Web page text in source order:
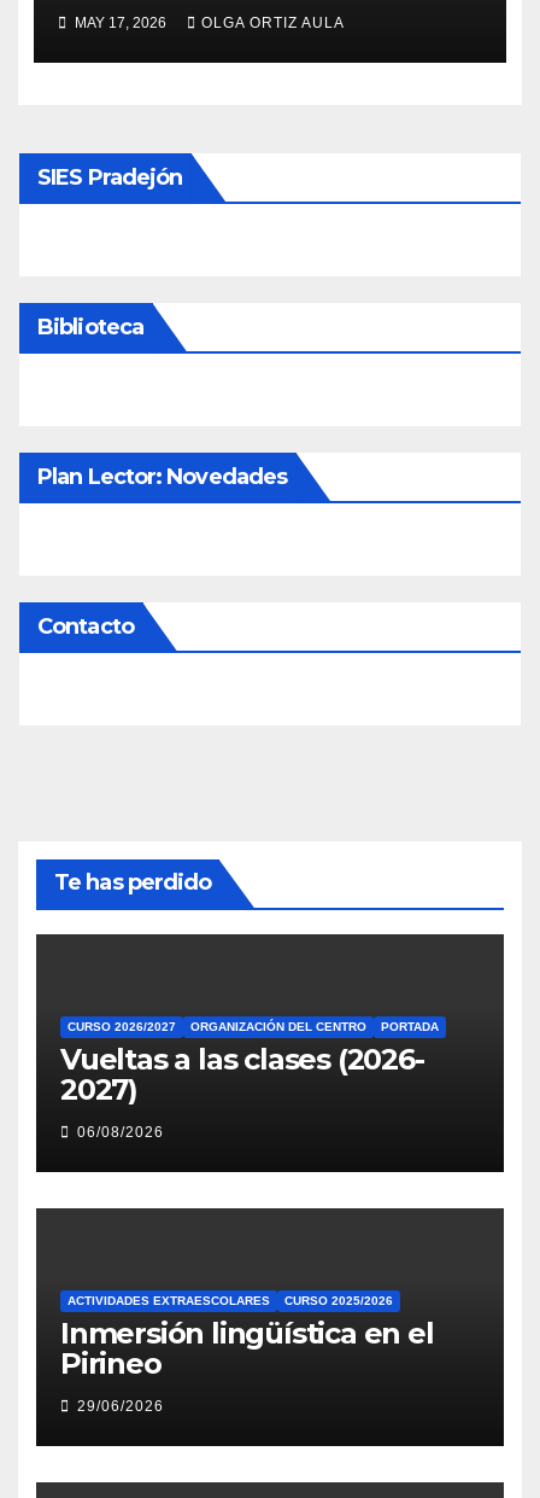
MAY 17, 2026 OLGA ORTIZ AULA
SIES Pradejón
Biblioteca
Plan Lector: Novedades
Contacto
Te has perdido
CURSO 2026/2027 ORGANIZACIÓN DEL CENTRO PORTADA
Vueltas a las clases (2026-
2027)
06/08/2026
ACTIVIDADES EXTRAESCOLARES CURSO 2025/2026
Inmersión lingüística en el
Pirineo
29/06/2026